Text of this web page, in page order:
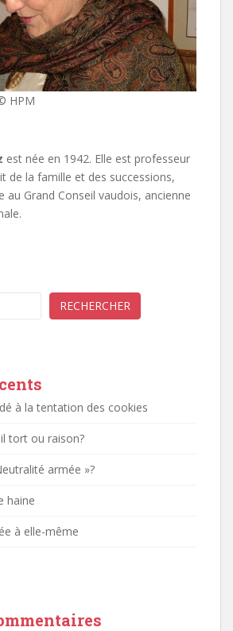
HPM
est née en 1942. Elle est professeur
de la famille et des successions,
au Grand Conseil vaudois, ancienne
RECHERCHER
à la tentation des cookies
tort ou raison?
armée »?
haine
à elle-même